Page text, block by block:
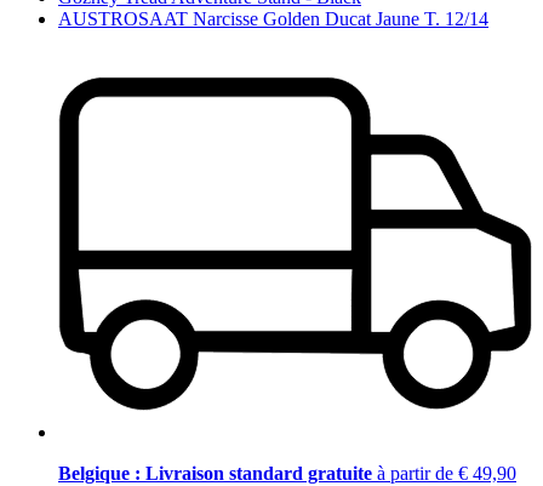
AUSTROSAAT Narcisse Golden Ducat Jaune T. 12/14
Belgique : Livraison standard gratuite à partir de € 49,90